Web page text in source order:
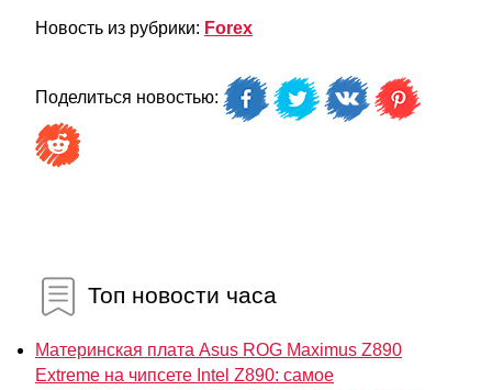
Новость из рубрики: Forex
Поделиться новостью:
Топ новости часа
Материнская плата Asus ROG Maximus Z890
Extreme на чипсете Intel Z890: самое